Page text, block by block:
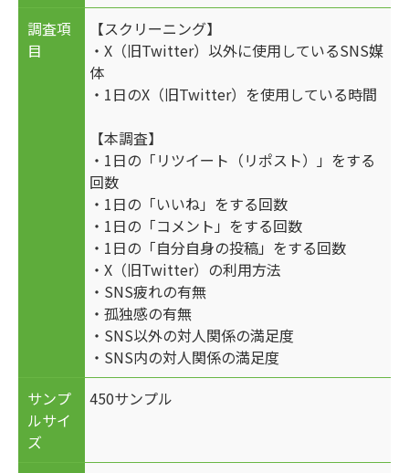
調査項
目
【スクリーニング】
・X（旧Twitter）以外に使用しているSNS媒
体
・1日のX（旧Twitter）を使用している時間
【本調査】
・1日の「リツイート（リポスト）」をする
回数
・1日の「いいね」をする回数
・1日の「コメント」をする回数
・1日の「自分自身の投稿」をする回数
・X（旧Twitter）の利用方法
・SNS疲れの有無
・孤独感の有無
・SNS以外の対人関係の満足度
・SNS内の対人関係の満足度
サンプ
ルサイ
ズ
450サンプル